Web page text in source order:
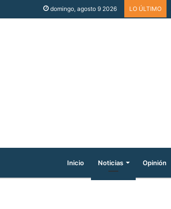
domingo, agosto 9 2026 LO ÚLTIMO
Inicio Noticias Opinión